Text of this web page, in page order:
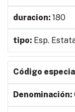
180
Esp.